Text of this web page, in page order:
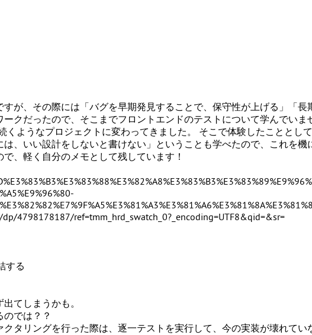
が、その際には「 バグを早期発見することで、保守性が上げる 」「 長
クだったので、そこまでフロントエンドのテストについて学んでいま
くようなプロジェクトに変わってきました。 そこで体験したこととし
、いい設計をしないと書けない」ということも学べたので、これを機
、軽く自分のメモとして残しています！
dp/4798178187/ref=tmm_hrd_swatch_0?_encoding=UTF8&qid=&sr=
する
てしまうかも。
では？？
タリングを行った際は、逐一テストを実行して、今の実装が壊れてい